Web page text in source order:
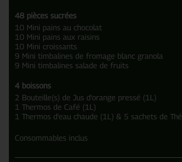
48 pièces sucrées
10 Mini pains au chocolat
10 Mini pains aux raisins
10 Mini croissants
9 Mini timbalines de fromage blanc granola
9 Mini timbalines salade de fruits
4 boissons
2 Bouteille(s) de Jus d'orange pressé (1L)
1 Thermos de Café (1L)
1 Thermos d'eau chaude (1L) & 5 sachets de Thé
Consommables inclus